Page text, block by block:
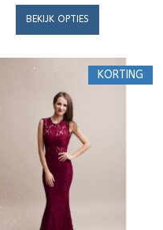
BEKIJK OPTIES
KORTING